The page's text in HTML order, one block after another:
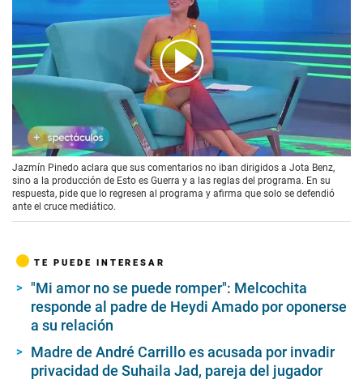
00:00/04:28
Jazmín Pinedo aclara que sus comentarios no iban dirigidos a Jota Benz,
sino a la producción de Esto es Guerra y a las reglas del programa. En su
respuesta, pide que lo regresen al programa y afirma que solo se defendió
ante el cruce mediático.
TE PUEDE INTERESAR
"Mi amor no se puede romper": Melcochita
responde al padre de Heydi Amado por oponerse
a su relación
Madre de André Carrillo es acusada por invadir
privacidad de Suhaila Jad, pareja del jugador